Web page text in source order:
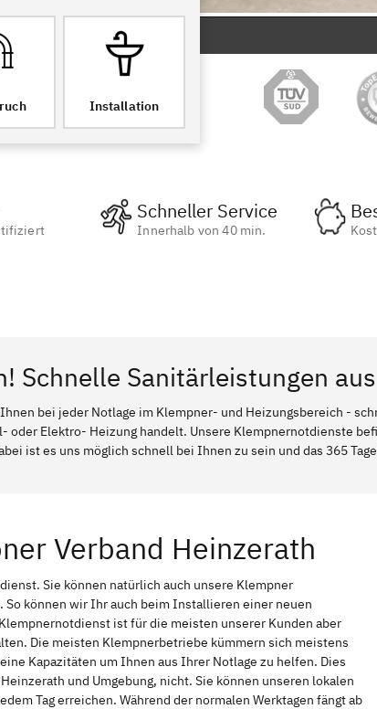
Installation
Schneller Service
Innerhalb von 40 min.
Schnelle Sanitärleistungen
bei jeder Notlage im Klempner- und Heizungsbereich -
oder Elektro- Heizung handelt. Unsere Klempnernotdienste
ist es uns möglich schnell bei Ihnen zu sein und das 365
Verband Heinzerath
Sie können natürlich auch unsere Klempner
können wir Ihr auch beim Installieren einer neuen
ist für die meisten unserer Kunden aber
Die meisten Klempnerbetriebe kümmern sich meistens
Kapazitäten um Ihnen aus Ihrer Notlage zu helfen. Dies
und Umgebung, nicht. Sie können unseren lokalen
Tag erreichen. Während der normalen Werktagen fängt ab